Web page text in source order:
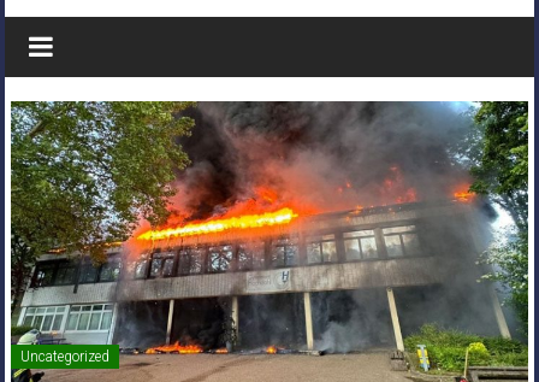
Monheim
Uncategorized